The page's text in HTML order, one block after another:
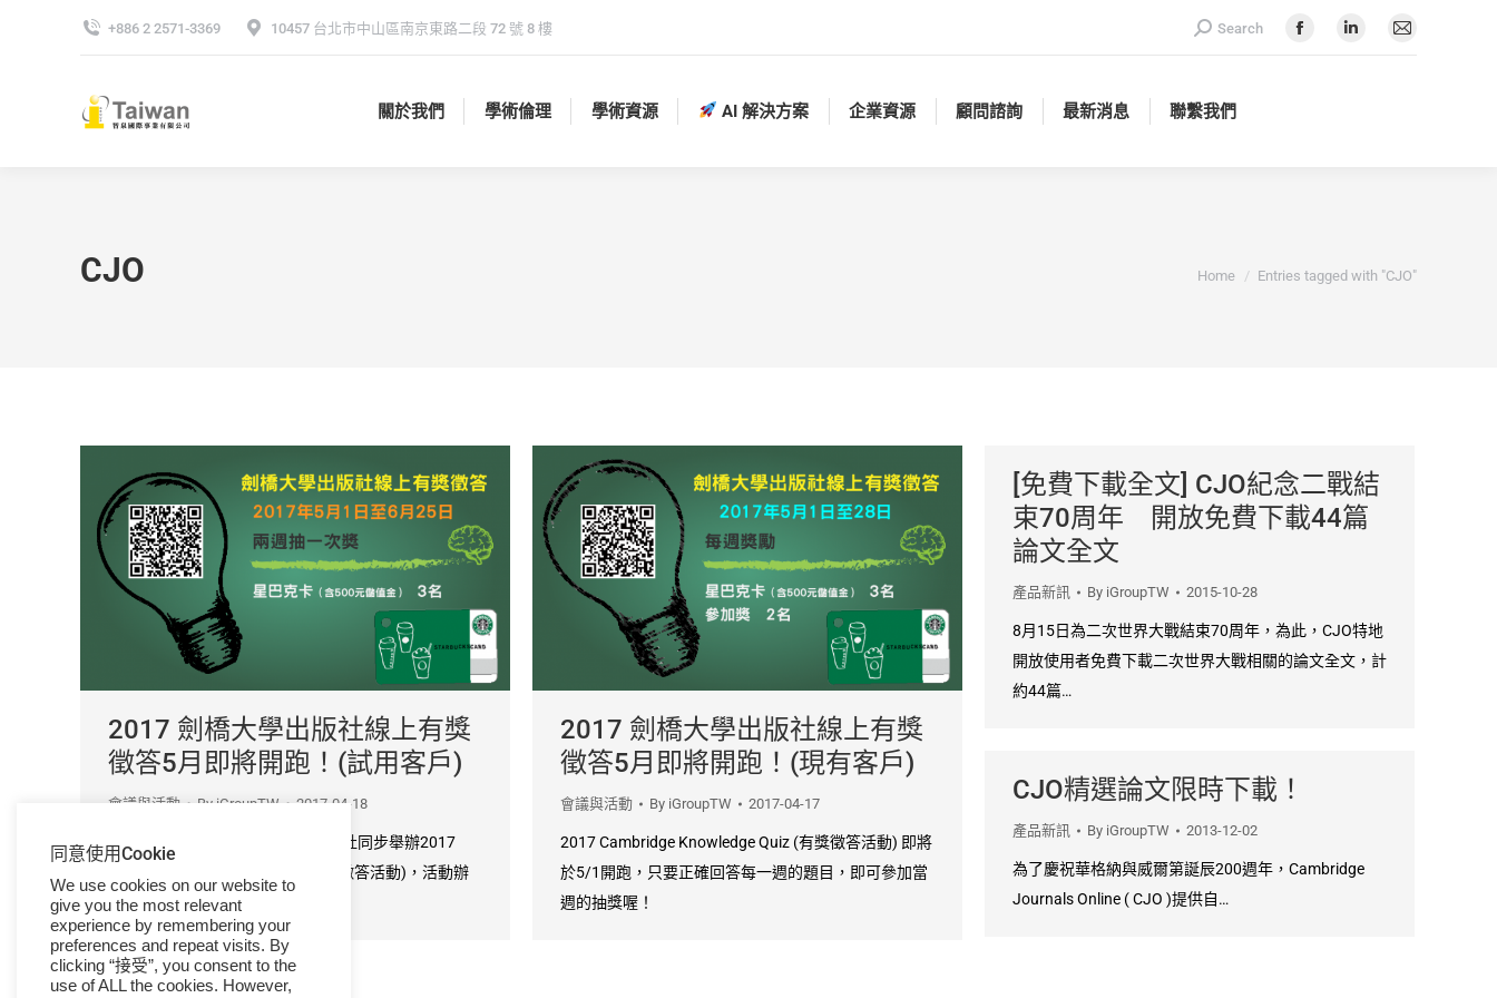
+886 2 2571-3369 10457 台北市中山區南京東路二段 72 號 8 樓 Search:Search
關於我們 學術倫理 學術資源 AI 解決方案 企業資源 顧問諮詢 最新消息 聯繫我們
CJO Home Entries tagged with "CJO"
2017 劍橋大學出版社線上有獎
徵答5月即將開跑！(試用客戶)
會議與活動 By iGroupTW 2017-04-18
針對試用客戶，英國劍橋大學出版社同步舉辦2017
Cambridge Knowledge Quiz (有獎徵答活動)，活動辦
法請見網頁公告。
2017 劍橋大學出版社線上有獎
徵答5月即將開跑！(現有客戶)
會議與活動 By iGroupTW 2017-04-17
2017 Cambridge Knowledge Quiz (有獎徵答活動) 即將
於5/1開跑，只要正確回答每一週的題目，即可參加當
週的抽獎喔！
[免費下載全文] CJO紀念二戰結
束70周年 開放免費下載44篇
論文全文
產品新訊 By iGroupTW 2015-10-28
8月15日為二次世界大戰結束70周年，為此，CJO特地
開放使用者免費下載二次世界大戰相關的論文全文，計
約44篇…
CJO精選論文限時下載！
產品新訊 By iGroupTW 2013-12-02
為了慶祝華格納與威爾第誕辰200週年，Cambridge
Journals Online ( CJO )提供自…
同意使用Cookie
We use cookies on our website to
give you the most relevant
experience by remembering your
preferences and repeat visits. By
clicking “接受”, you consent to the
use of ALL the cookies. However,
關於我們 學術倫理 聯繫我們